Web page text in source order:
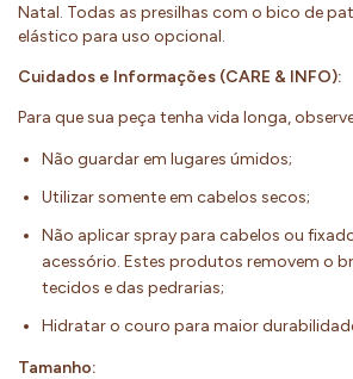
Natal. Todas as presilhas com o bico de
elástico para uso opcional.
Cuidados e Informações (CARE & INFO):
Para que sua peça tenha vida longa,
Não guardar em lugares úmidos;
Utilizar somente em cabelos secos;
Não aplicar spray para cabelos ou
acessório. Estes produtos removem o
tecidos e das pedrarias;
Hidratar o couro para maior
Tamanho: